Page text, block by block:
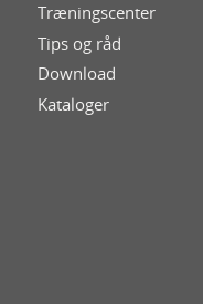
Træningscenter
Tips og råd
Download
Kataloger